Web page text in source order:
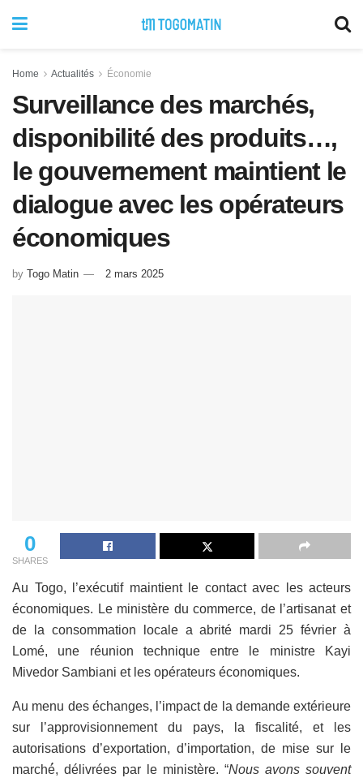
Home Actualités Économie
Surveillance des marchés,
disponibilité des produits…,
le gouvernement maintient le
dialogue avec les opérateurs
économiques
by Togo Matin 2 mars 2025
0
SHARES
Au Togo, l’exécutif maintient le contact avec les acteurs
économiques. Le ministère du commerce, de l’artisanat et
de la consommation locale a abrité mardi 25 février à
Lomé, une réunion technique entre le ministre Kayi
Mivedor Sambiani et les opérateurs économiques.
Au menu des échanges, l’impact de la demande extérieure
sur l’approvisionnement du pays, la fiscalité, et les
autorisations d’exportation, d’importation, de mise sur le
marché́, délivrées par le ministère. “Nous avons souvent